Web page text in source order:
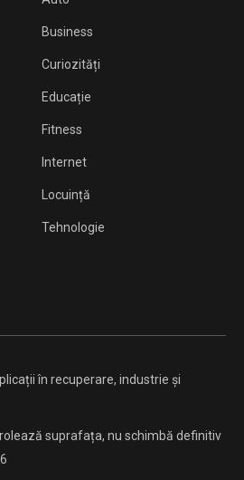
Business
Curiozități
Educație
Fitness
Internet
Locuință
Tehnologie
în recuperare, industrie și
suprafața, nu schimbă definitiv